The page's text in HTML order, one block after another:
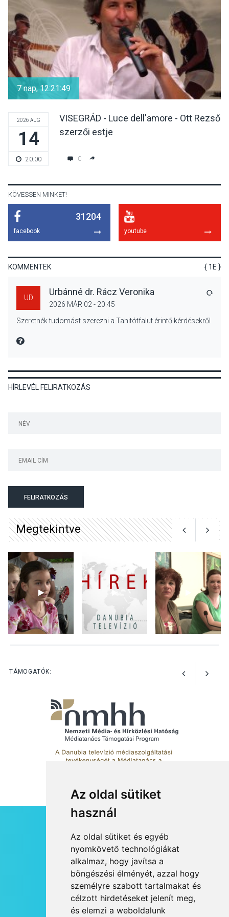
Az oldal sütiket
használ
Az oldal sütiket és egyéb
nyomkövető technológiákat
alkalmaz, hogy javítsa a
böngészési élményét, azzal hogy
személyre szabott tartalmakat és
célzott hirdetéseket jelenít meg,
és elemzi a weboldalunk
nyitotta meg az idei Irány
Surány Fesztivált
KULTÚRA 2026 AUG 05
Mordái folk-rock koncert
lesz a pilismaróti Duna-
KULTÚRA
Nőtt a fontosabb nyári
tanszergyűjtés lesz
Szigetmonostoron
KÖZÉLET 2026 AUG 04
Megújulnak Szentendre
játszóterei
7 nap, 12:21:49
2026 AUG
14
20:00
VISEGRÁD - Luce dell'amore - Ott Rezső
szerzői estje
0
KÖVESSEN MINKET!
31204
facebook youtube
KOMMENTEK { 1E }
UD
Urbánné dr. Rácz Veronika
2026 MÁR 02 - 20:45
Szeretnék tudomást szerezni a Tahitótfalut érintő kérdésekről
MIRE MONDTA
HÍRLEVÉL FELIRATKOZÁS
FELIRATKOZÁS
Megtekintve
TÁMOGATÓK:
RSS
JOGI NYILATKOZAT
KAPCSOLAT
OLDALTÉRKÉP
IMPRESSZUM